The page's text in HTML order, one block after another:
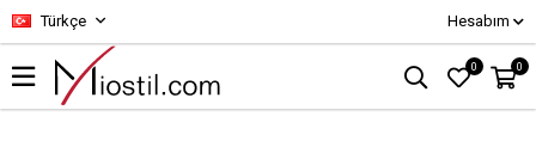
Türkçe Hesabım
0 0